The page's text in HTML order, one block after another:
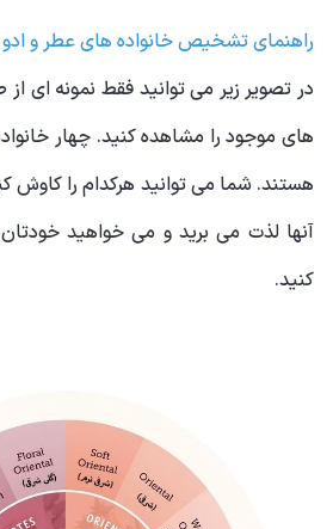
راهنمای تشخیص خانواده های عطر و
در تصویر زیر می توانید فقط نمونه ای
های موجود را مشاهده کنید. چهار
هستند. شما می توانید هرکدام را کاوش
آنها لذت می برید و می خواهید خودتان
کنید.